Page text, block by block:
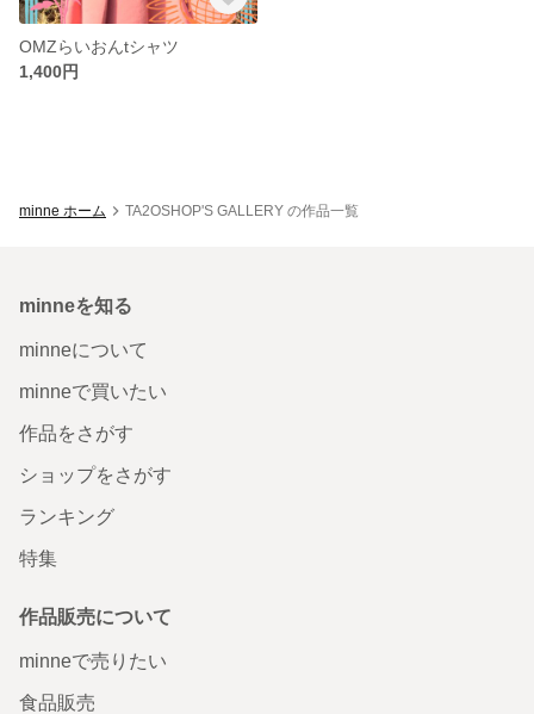
OMZらいおんtシャツ
1,400円
minne ホーム TA2OSHOP'S GALLERY の作品一覧
minneを知る
minneについて
minneで買いたい
作品をさがす
ショップをさがす
ランキング
特集
作品販売について
minneで売りたい
食品販売